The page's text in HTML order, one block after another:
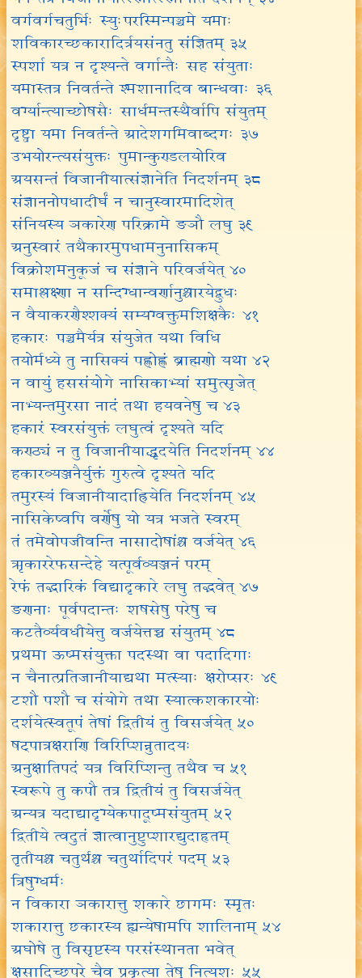
वर्गवर्गचतुर्भिः स्युःपरस्मिन्पञ्चमे यमाः
शविकारच्छकारादिर्त्रयसंनतु संज्ञितम् ३५
स्पर्शा यत्र न दृश्यन्ते वर्गान्तैः सह संयुताः
यमास्तत्र निवर्तन्ते श्मशानादिव बान्धवाः ३६
वर्ग्यान्त्याच्छोषसैः सार्धमन्तस्थैर्वापि संयुतम्
दृष्ट्वा यमा निवर्तन्ते आदेशगमिवाब्दगः ३७
उभयोरन्त्यसंयुक्तः पुमान्कुण्डलयोरिव
अयसन्तं विजानीयात्संज्ञानेति निदर्शनम् ३८
संज्ञाननोपधादीर्घं न चानुस्वारमादिशेत्
संनियस्य ञकारेण परिक्रामे ङञौ लघु ३९
अनुस्वारं तथैकारमुपधामनुनासिकम्
विक्रोशमनुकूजं च संज्ञाने परिवर्जयेत् ४०
समाश्लक्ष्णा न सन्दिग्धान्वर्णानुश्चारयेद्बुधः
न वैयाकरणैश्शक्यं सम्यग्वक्तुमशिक्षकैः ४१
हकारः पञ्चमैर्यत्र संयुजेत यथा विधि
तयोर्मध्ये तु नासिक्यं पह्णोह्णं ब्राह्मणो यथा ४२
न वायुं हससंयोगे नासिकाभ्यां समुत्सृजेत्
नाभ्यन्तमुरसा नादं तथा हयवनेषु च ४३
हकारं स्वरसंयुक्तं लघुत्वं दृश्यते यदि
कण्ठ्यं न तु विजानीयाद्धृदयेति निदर्शनम् ४४
हकारव्यञ्जनैर्युक्तं गुरुत्वे दृश्यते यदि
तमुरस्यं विजानीयादाह्रियेति निदर्शनम् ४५
नासिकेष्वपि वर्णेषु यो यत्र भजते स्वरम्
तं तमेवोपजीवन्ति नासादोषांश्च वर्जयेत् ४६
ऋकाररेफसन्देहे यत्पूर्वव्यञ्जनं परम्
रेफं तद्भारिकं विद्यादृकारे लघु तद्भवेत् ४७
ङणनाः पूर्वपदान्तः शषसेषु परेषु च
कटतैर्व्यवधीयेत्तु वर्जयेत्तच्च संयुतम् ४८
प्रथमा ऊष्मसंयुक्ता पदस्था वा पदादिगाः
न चैनात्प्रतिजानीयाद्यथा मत्स्याः क्षरोप्सरः ४९
टशौ पशौ च संयोगे तथा स्यात्कशकारयोः
दर्शयेत्स्वतूपं तेषां द्वितीयं तु विसर्जयेत् ५०
षट्पात्रक्षराणि विरिप्शिन्नुतादयः
अनुक्षातिपदं यत्र विरिप्शिन्तु तथैव च ५१
स्वरूपे तु कपौ तत्र द्वितीयं तु विसर्जयेत्
अन्यत्र यदाद्यादृग्येकपादूष्मसंयुतम् ५२
द्वितीये त्वदुतं ज्ञात्वानुष्टुप्शारद्युदाहृतम्
तृतीयश्च चतुर्थश्च चतुर्थादिपरं पदम् ५३
त्रिषुग्धर्मः
न विकारा ञकारात्तु शकारे छागमः स्मृतः
शकारात्तु छकारस्य ह्यन्येषामपि शालिनाम् ५४
अघोषे तु विसृष्टस्य परसंस्थानता भवेत्
क्षसादिच्छपरे चैव प्रकृत्या तेषु नित्यशः ५५